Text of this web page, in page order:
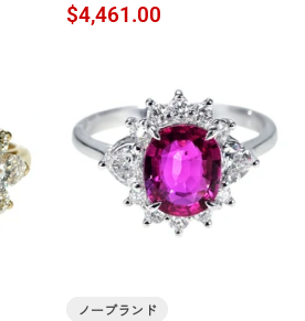
$4,461.00
ノーブランド